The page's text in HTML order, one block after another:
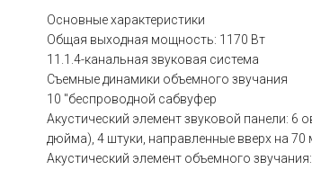
Основные характеристики
Общая выходная мощность: 1170 Вт
11.1.4-канальная звуковая система
Съемные динамики объемного звучания
10 "беспроводной сабвуфер
Акустический элемент звуковой панели:
дюйма), 4 штуки, направленные вверх на
Акустический элемент объемного